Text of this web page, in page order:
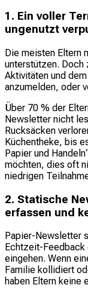
1. Ein voller
ungenutzt
Die meisten Eltern
unterstützen. Doch
Aktivitäten und
anzumelden, oder
Über 70 % der
Newsletter nicht
Rucksäcken
Küchentheke, bis
Papier und
möchten, dies oft
niedrigen
2. Statische
erfassen und
Papier-Newsletter
Echtzeit-Feedback
eingehen. Wenn
Familie kollidiert
haben Eltern keine